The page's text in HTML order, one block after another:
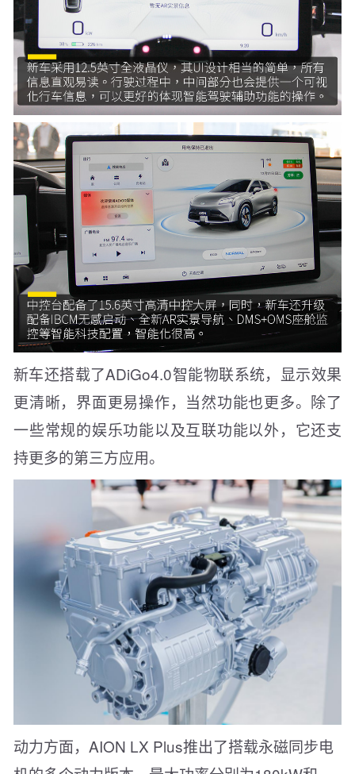
新车还搭载了ADiGo4.0智能物联系统，显示效果
更清晰，界面更易操作，当然功能也更多。除了
一些常规的娱乐功能以及互联功能以外，它还支
持更多的第三方应用。
动力方面，AION LX Plus推出了搭载永磁同步电